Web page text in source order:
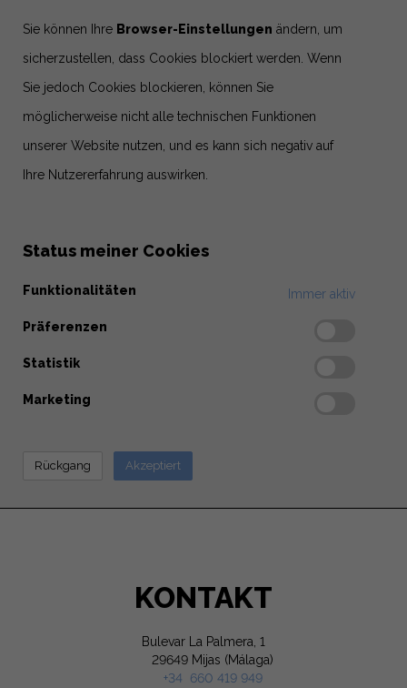
Sie können Ihre Browser-Einstellungen ändern, um
sicherzustellen, dass Cookies blockiert werden. Wenn
Sie jedoch Cookies blockieren, können Sie
möglicherweise nicht alle technischen Funktionen
unserer Website nutzen, und es kann sich negativ auf
Ihre Nutzererfahrung auswirken.
Status meiner Cookies
Funktionalitäten Immer aktiv
Präferenzen
Statistik
Marketing
KONTAKT
Bulevar La Palmera, 1
29649 Mijas (Málaga)
+34 660 419 949